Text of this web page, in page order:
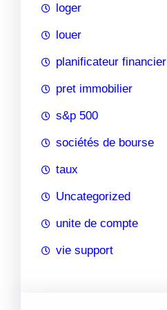
loger
louer
planificateur financier
pret immobilier
s&p 500
sociétés de bourse
taux
Uncategorized
unite de compte
vie support